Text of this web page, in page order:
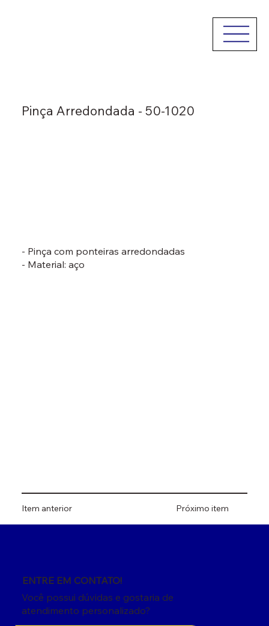
Pinça Arredondada - 50-1020
- Pinça com ponteiras arredondadas
- Material: aço
Próximo item
Item anterior
Você possui dúvidas e gostaria de
atendimento personalizado?
ENTRE EM CONTATO!